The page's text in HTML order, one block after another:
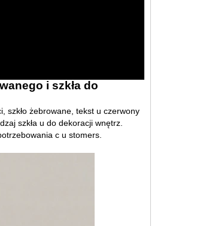
i szkła do
szkło żebrowane, tekst u czerwony
szkła u do dekoracji wnętrz.
c u stomers.